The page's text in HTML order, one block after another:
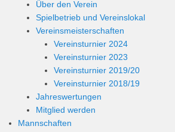
Über den Verein
Spielbetrieb und Vereinslokal
Vereinsmeisterschaften
Vereinsturnier 2024
Vereinsturnier 2023
Vereinsturnier 2019/20
Vereinsturnier 2018/19
Jahreswertungen
Mitglied werden
Mannschaften